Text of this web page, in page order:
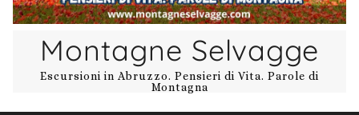
Montagne Selvagge
Escursioni in Abruzzo. Pensieri di Vita. Parole di
Montagna